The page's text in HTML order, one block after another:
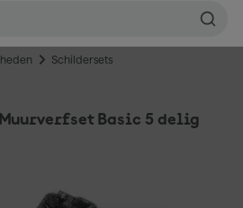
Schildersets
Basic 5 delig